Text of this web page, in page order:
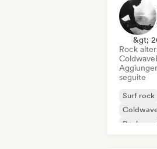
&gt;
Rock
Coldwave
seguite
Surf rock
Rock